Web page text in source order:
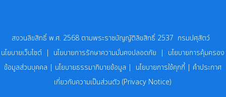
สงวนลิขสิทธิ์ พ.ศ. 2568 ตามพระราชบัญญัติลิขสิทธิ์ 2537 กรมปศุสัตว์
นโยบายเว็บไซต์ | นโยบายการรักษาความมั่นคงปลอดภัย | นโยบายการคุ้มครอง
ข้อมูลส่วนบุคคล | นโยบายธรรมาภิบายข้อมูล | นโยบายการใช้คุกกี้ | คำประกาศ
เกี่ยวกับความเป็นส่วนตัว (Privacy Notice)